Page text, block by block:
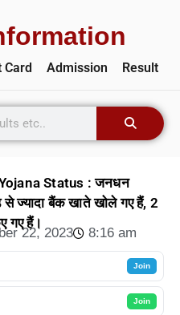
Card Admission Result
Status : जनधन
ज्यादा बैंक खाते खोले गए हैं, 2
गए हैं।
22, 2023 8:16 am
Join
Join